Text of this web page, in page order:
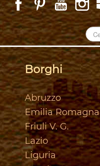
Borghi
Abruzzo
Emilia Romagna
Friuli V. G.
Lazio
Liguria